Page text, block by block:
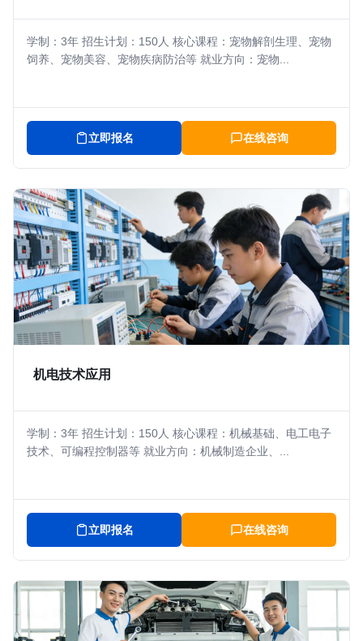
学制：3年 招生计划：150人 核心课程：宠物解剖生理、宠物
饲养、宠物美容、宠物疾病防治等 就业方向：宠物...
立即报名 在线咨询
机电技术应用
学制：3年 招生计划：150人 核心课程：机械基础、电工电子
技术、可编程控制器等 就业方向：机械制造企业、...
立即报名 在线咨询